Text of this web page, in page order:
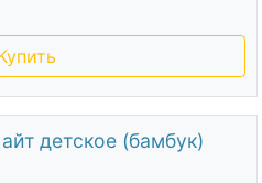
детское (бамбук)